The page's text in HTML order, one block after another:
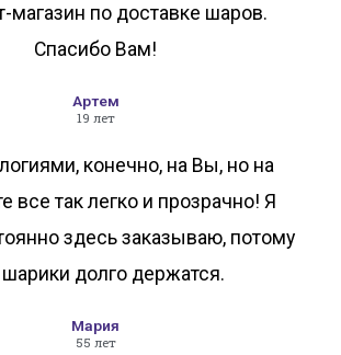
магазин по доставке шаров.
Спасибо Вам!
Артем
19 лет
конечно, на Вы, но на
все так легко и прозрачно! Я
здесь заказываю, потому
шарики долго держатся.
Мария
55 лет